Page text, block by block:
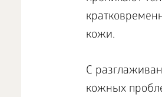
кожи.
С
кожных